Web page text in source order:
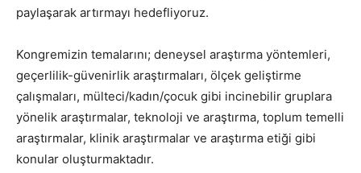
paylaşarak artırmayı hedefliyoruz.
Kongremizin temalarını; deneysel araştırma yöntemleri,
geçerlilik-güvenirlik araştırmaları, ölçek geliştirme
çalışmaları, mülteci/kadın/çocuk gibi incinebilir gruplara
yönelik araştırmalar, teknoloji ve araştırma, toplum temelli
araştırmalar, klinik araştırmalar ve araştırma etiği gibi
konular oluşturmaktadır.